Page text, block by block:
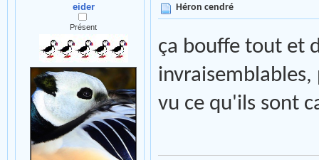
eider
Présent
Héron cendré
ça bouffe tout et
vu ce qu'ils sont